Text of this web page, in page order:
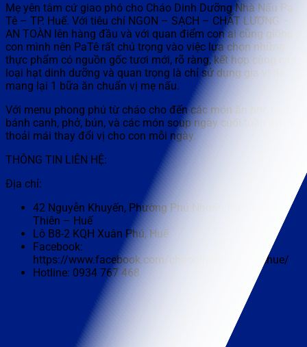
Mẹ yên tâm cứ giao phó cho Cháo Dinh Dưỡng Nhà Nấu Pa
Tê – TP. Huế. Với tiêu chí NGON – SẠCH – CHẤT LƯỢNG –
AN TOÀN lên hàng đầu và với quan điểm con ai cũng giống
con mình nên PaTê rất chú trọng vào việc lựa chọn những
thực phẩm có nguồn gốc tươi mới, rõ ràng, kết hợp cùng các
loại hạt dinh dưỡng và quan trọng là chỉ sử dụng gia vị để
mang lại 1 bữa ăn chuẩn vị mẹ nấu.
Với menu phong phú từ cháo cho đến các món ăn nhẹ như
bánh canh, phở, bún, và các món soup ngày cuối tuần để mẹ
thoải mái thay đổi vị cho con mỗi ngày.
THÔNG TIN LIÊN HỆ:
Địa chỉ:
42 Nguyễn Khuyến, Phường Phú Nhuận Huế, Thừa
Thiên – Huế
Lô B8-2 KQH Xuân Phú, Huế
Facebook:
https://www.facebook.com/chaodinhduongpatehue/
Hotline: 0934 767 468